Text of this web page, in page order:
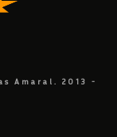
Amaral. 2013 -